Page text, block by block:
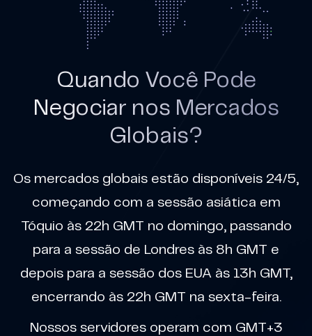
Quando Você Pode
Negociar nos Mercados
Globais?
Os mercados globais estão disponíveis 24/5,
começando com a sessão asiática em
Tóquio às 22h GMT no domingo, passando
para a sessão de Londres às 8h GMT e
depois para a sessão dos EUA às 13h GMT,
encerrando às 22h GMT na sexta-feira.
Nossos servidores operam com GMT+3